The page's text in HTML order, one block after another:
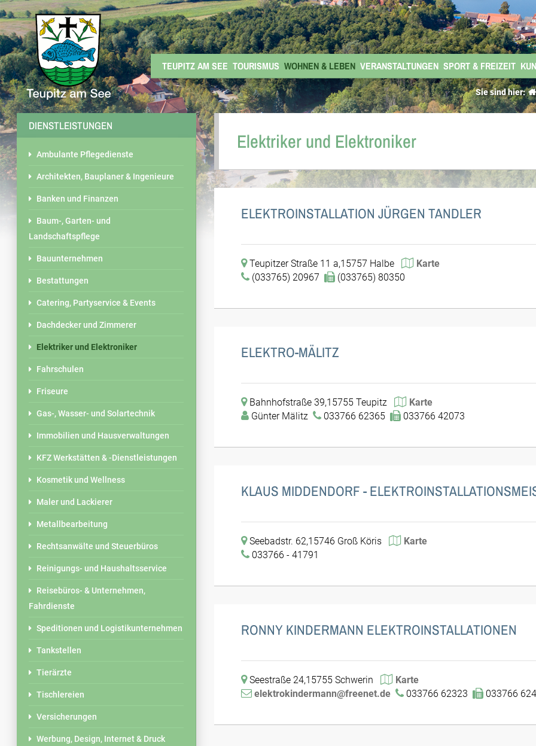
TEUPITZ AM SEE TOURISMUS WOHNEN & LEBEN VERANSTALTUNGEN SPORT & FREIZEIT
Sie sind hier:
Elektriker und Elektroniker
ELEKTROINSTALLATION JÜRGEN TANDLER
Teupitzer Straße 11 a,15757 Halbe
Karte
(033765) 20967
(033765) 80350
ELEKTRO-MÄLITZ
Bahnhofstraße 39,15755 Teupitz
Karte
Günter Mälitz
033766 62365 033766 42073
KLAUS MIDDENDORF -
Seebadstr. 62,15746 Groß Köris
Karte
033766 - 41791
RONNY KINDERMANN ELEKTROINSTALLATIONEN
Seestraße 24,15755 Schwerin
Karte
elektrokindermann@freenet.de
033766 62323 033766
DIENSTLEISTUNGEN
Ambulante Pflegedienste
Architekten, Bauplaner & Ingenieure
Banken und Finanzen
Baum-, Garten- und
Landschaftspflege
Bauunternehmen
Bestattungen
Catering, Partyservice & Events
Dachdecker und Zimmerer
Elektriker und Elektroniker
Fahrschulen
Friseure
Gas-, Wasser- und Solartechnik
Immobilien und Hausverwaltungen
KFZ Werkstätten & -Dienstleistungen
Kosmetik und Wellness
Maler und Lackierer
Metallbearbeitung
Rechtsanwälte und Steuerbüros
Reinigungs- und Haushaltsservice
Reisebüros- & Unternehmen,
Fahrdienste
Speditionen und Logistikunternehmen
Tankstellen
Tierärzte
Tischlereien
Versicherungen
Werbung, Design, Internet & Druck